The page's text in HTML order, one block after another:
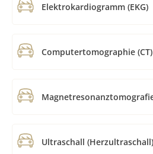
Elektrokardiogramm (EKG)
Computertomographie (CT)
Ultraschall (Herzultraschall)